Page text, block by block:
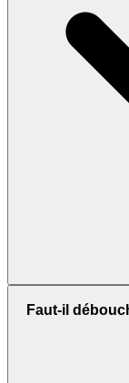
Faut-il